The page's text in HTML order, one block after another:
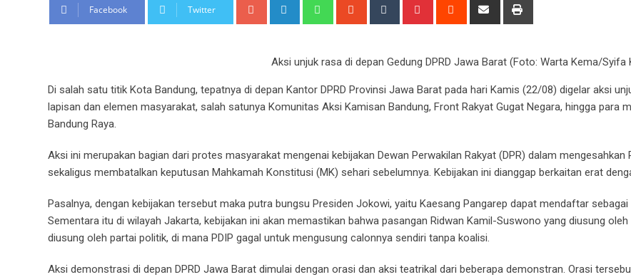
Facebook Twitter
Aksi unjuk rasa di depan Gedung DPRD Jawa Barat (Foto: Warta Kema/Syifa
Di salah satu titik Kota Bandung, tepatnya di depan Kantor DPRD Provinsi Jawa Barat pada hari Kamis (22/08) digelar aksi
lapisan dan elemen masyarakat, salah satunya Komunitas Aksi Kamisan Bandung, Front Rakyat Gugat Negara, hingga para
Bandung Raya.
Aksi ini merupakan bagian dari protes masyarakat mengenai kebijakan Dewan Perwakilan Rakyat (DPR) dalam mengesahkan
sekaligus membatalkan keputusan Mahkamah Konstitusi (MK) sehari sebelumnya. Kebijakan ini dianggap berkaitan erat
Pasalnya, dengan kebijakan tersebut maka putra bungsu Presiden Jokowi, yaitu Kaesang Pangarep dapat mendaftar
Sementara itu di wilayah Jakarta, kebijakan ini akan memastikan bahwa pasangan Ridwan Kamil-Suswono yang diusung
diusung oleh partai politik, di mana PDIP gagal untuk mengusung calonnya sendiri tanpa koalisi.
Aksi demonstrasi di depan DPRD Jawa Barat dimulai dengan orasi dan aksi teatrikal dari beberapa demonstran. Orasi